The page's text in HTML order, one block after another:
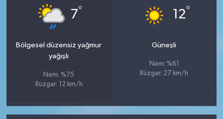
7°
Bölgesel düzensiz yağmur
yağışlı
Nem: %75
Rüzgar: 12 km/h
12°
Güneşli
Nem: %61
Rüzgar: 27 km/h